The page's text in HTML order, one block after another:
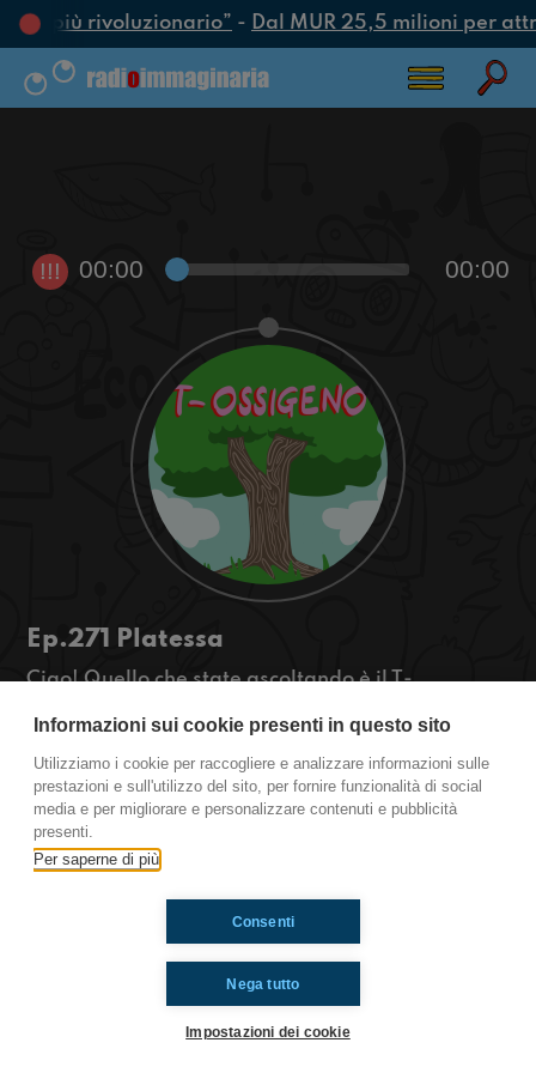
più rivoluzionario”- Dal MUR 25,5 milioni per
!!! 00:00 00:00
Ep.271 Platessa
Ciao! Quello che state ascoltando è il T-
Radioimmaginaria in cui vi parlo di ambiente,
natura e animali. Oggi parleremo della platessa.
https://www.radioimmaginaria.it
Ti è piaciuto? Condividilo!
Informazioni sui cookie presenti in questo sito
Utilizziamo i cookie per raccogliere e analizzare informazioni sulle
prestazioni e sull'utilizzo del sito, per fornire funzionalità di social
media e per migliorare e personalizzare contenuti e pubblicità
presenti.
Per saperne di più
Nega tutto
Consenti
Impostazioni dei cookie